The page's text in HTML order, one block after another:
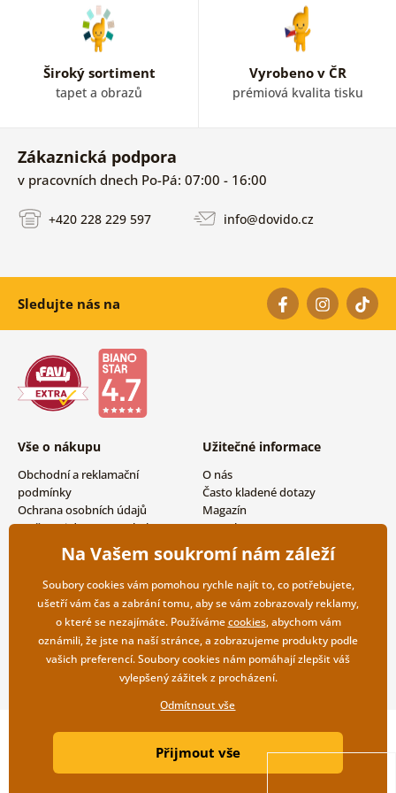
Široký sortiment
tapet a obrazů
Vyrobeno v ČR
prémiová kvalita tisku
Zákaznická podpora
v pracovních dnech Po-Pá: 07:00 - 16:00
+420 228 229 597 info@dovido.cz
Sledujte nás na
Vše o nákupu
Obchodní a reklamační
podmínky
Ochrana osobních údajů
Možnosti dopravy a platby
Vrácení zboží
Užitečné informace
O nás
Často kladené dotazy
Magazín
Kontakty
Velkoobchodní spolupráce
Copyright ©2019 © Dovido.cz.
Litvanyi.sk| E-shop vytvořila
Na Vašem soukromí nám záleží
Soubory cookies vám pomohou rychle najít to, co potřebujete,
ušetří vám čas a zabrání tomu, aby se vám zobrazovaly reklamy,
o které se nezajímáte. Používámecookies, abychom vám
oznámili, že jste na naší stránce, a zobrazujeme produkty podle
vašich preferencí. Soubory cookies nám pomáhají zlepšit váš
vylepšený zážitek z procházení.
Odmítnout vše
Přijmout vše